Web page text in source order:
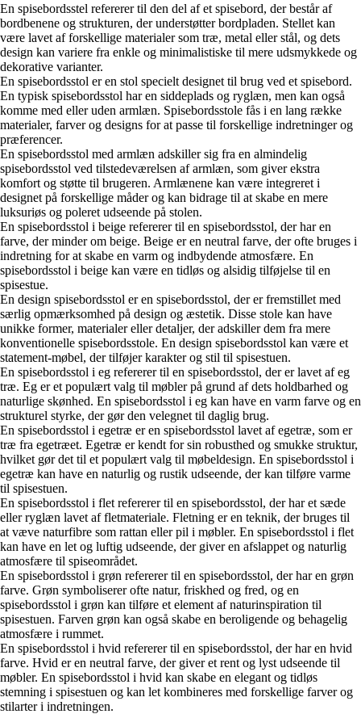
En spisebordsstel refererer til den del af et spisebord, der består af
bordbenene og strukturen, der understøtter bordpladen. Stellet kan
være lavet af forskellige materialer som træ, metal eller stål, og dets
design kan variere fra enkle og minimalistiske til mere udsmykkede og
dekorative varianter.
En spisebordsstol er en stol specielt designet til brug ved et spisebord.
En typisk spisebordsstol har en siddeplads og ryglæn, men kan også
komme med eller uden armlæn. Spisebordsstole fås i en lang række
materialer, farver og designs for at passe til forskellige indretninger og
præferencer.
En spisebordsstol med armlæn adskiller sig fra en almindelig
spisebordsstol ved tilstedeværelsen af armlæn, som giver ekstra
komfort og støtte til brugeren. Armlænene kan være integreret i
designet på forskellige måder og kan bidrage til at skabe en mere
luksuriøs og poleret udseende på stolen.
En spisebordsstol i beige refererer til en spisebordsstol, der har en
farve, der minder om beige. Beige er en neutral farve, der ofte bruges i
indretning for at skabe en varm og indbydende atmosfære. En
spisebordsstol i beige kan være en tidløs og alsidig tilføjelse til en
spisestue.
En design spisebordsstol er en spisebordsstol, der er fremstillet med
særlig opmærksomhed på design og æstetik. Disse stole kan have
unikke former, materialer eller detaljer, der adskiller dem fra mere
konventionelle spisebordsstole. En design spisebordsstol kan være et
statement-møbel, der tilføjer karakter og stil til spisestuen.
En spisebordsstol i eg refererer til en spisebordsstol, der er lavet af eg
træ. Eg er et populært valg til møbler på grund af dets holdbarhed og
naturlige skønhed. En spisebordsstol i eg kan have en varm farve og en
strukturel styrke, der gør den velegnet til daglig brug.
En spisebordsstol i egetræ er en spisebordsstol lavet af egetræ, som er
træ fra egetræet. Egetræ er kendt for sin robusthed og smukke struktur,
hvilket gør det til et populært valg til møbeldesign. En spisebordsstol i
egetræ kan have en naturlig og rustik udseende, der kan tilføre varme
til spisestuen.
En spisebordsstol i flet refererer til en spisebordsstol, der har et sæde
eller ryglæn lavet af fletmateriale. Fletning er en teknik, der bruges til
at væve naturfibre som rattan eller pil i møbler. En spisebordsstol i flet
kan have en let og luftig udseende, der giver en afslappet og naturlig
atmosfære til spiseområdet.
En spisebordsstol i grøn refererer til en spisebordsstol, der har en grøn
farve. Grøn symboliserer ofte natur, friskhed og fred, og en
spisebordsstol i grøn kan tilføre et element af naturinspiration til
spisestuen. Farven grøn kan også skabe en beroligende og behagelig
atmosfære i rummet.
En spisebordsstol i hvid refererer til en spisebordsstol, der har en hvid
farve. Hvid er en neutral farve, der giver et rent og lyst udseende til
møbler. En spisebordsstol i hvid kan skabe en elegant og tidløs
stemning i spisestuen og kan let kombineres med forskellige farver og
stilarter i indretningen.